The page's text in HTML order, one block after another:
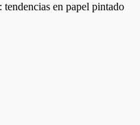
tendencias en papel pintado